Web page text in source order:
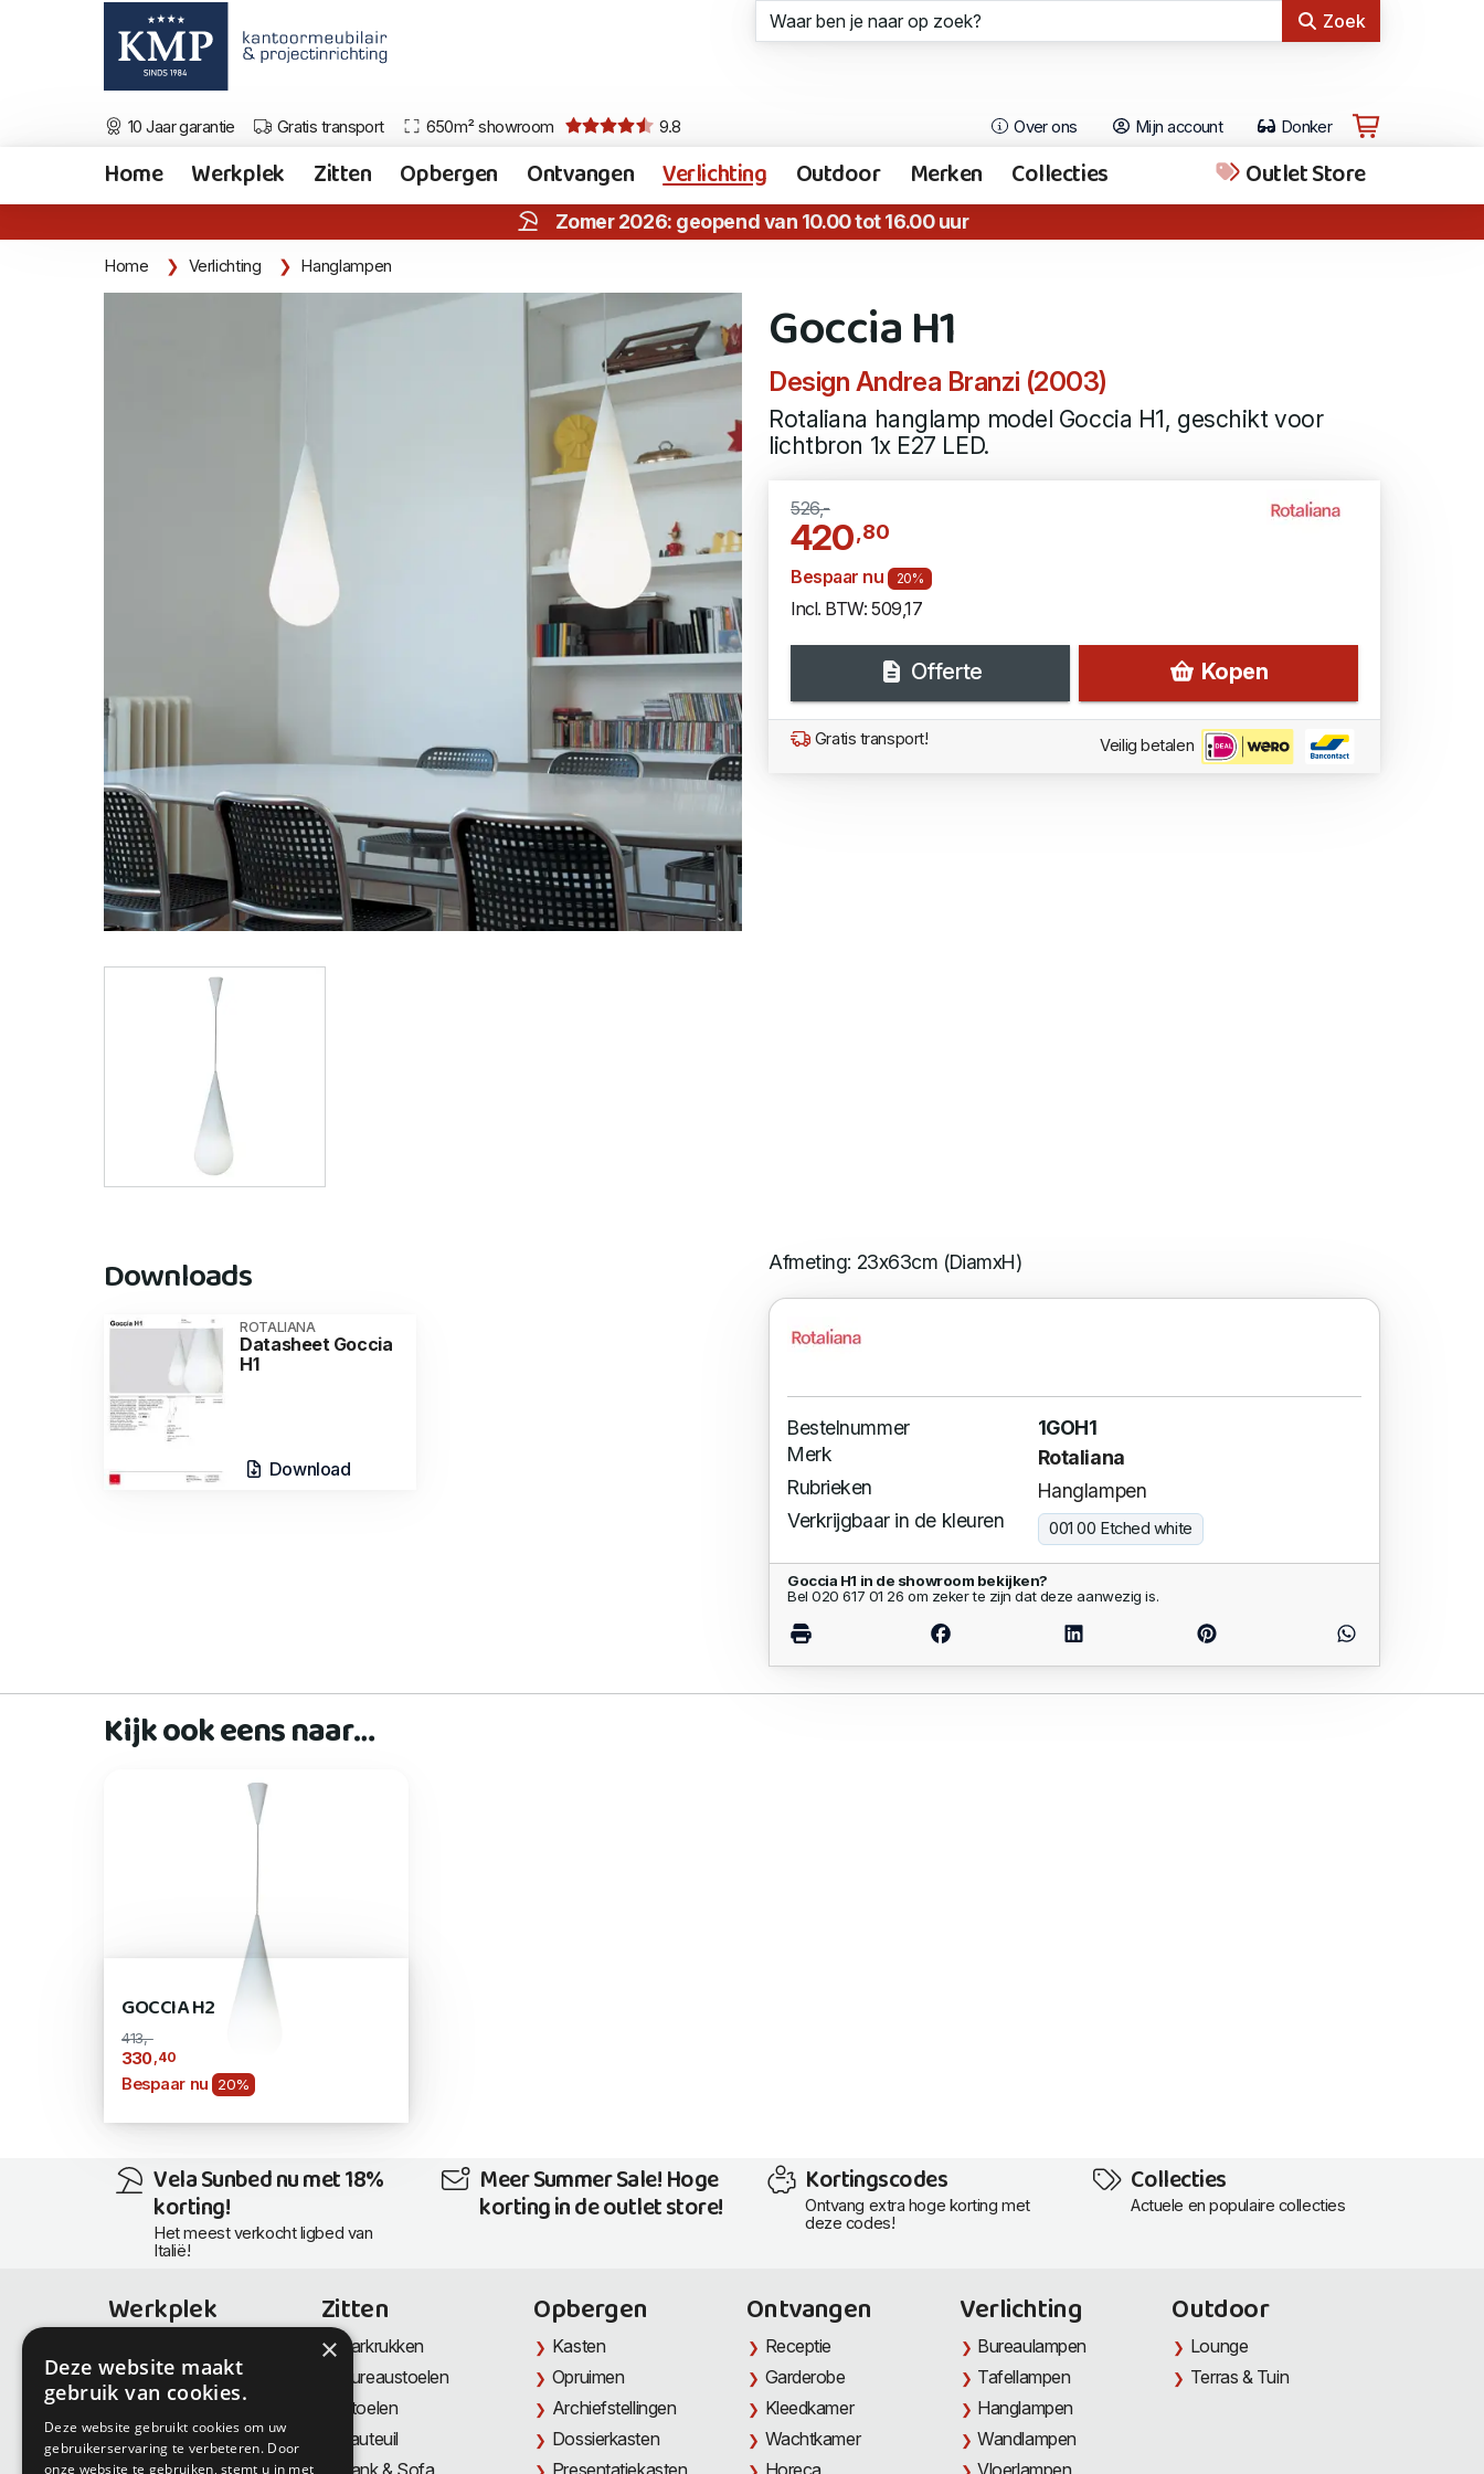
Zoek
10 Jaar garantie Gratis transport 650m² showroom 9.8 Over ons Mijn account Donker
Home Werkplek Zitten Opbergen Ontvangen Verlichting Outdoor Merken Collecties Outlet Store
Zomer 2026: geopend van 10.00 tot 16.00 uur
Home Verlichting Hanglampen
Goccia H1
Design Andrea Branzi (2003)
Rotaliana hanglamp model Goccia H1, geschikt voor
lichtbron 1x E27 LED.
526,-
420,80
Bespaar nu 20%
Incl. BTW: 509,17
Offerte Kopen
Gratis transport! Veilig betalen
Downloads
ROTALIANA
Datasheet Goccia
H1
Download
Afmeting: 23x63cm (DiamxH)
Bestelnummer
1GOH1
Merk
Rotaliana
Rubrieken
Hanglampen
Verkrijgbaar in de kleuren
001 00 Etched white
Goccia H1 in de showroom bekijken?
Bel 020 617 01 26 om zeker te zijn dat deze aanwezig is.
Kijk ook eens naar…
GOCCIA H2
413,-
330 ,40
Bespaar nu 20%
Vela Sunbed nu met 18%
korting!
Het meest verkocht ligbed van
Italië!
Meer Summer Sale! Hoge
korting in de outlet store!
Kortingscodes
Ontvang extra hoge korting met
deze codes!
Collecties
Actuele en populaire collecties
Werkplek
Thuiswerkplek
Directiemeubilair
Zitten
Barkrukken
Bureaustoelen
Stoelen
Fauteuil
Opbergen
Kasten
Opruimen
Archiefstellingen
Dossierkasten
Ontvangen
Receptie
Garderobe
Kleedkamer
Wachtkamer
Verlichting
Bureaulampen
Tafellampen
Hanglampen
Wandlampen
Outdoor
Lounge
Terras & Tuin
×
Deze website maakt
gebruik van cookies.
Deze website gebruikt cookies om uw
gebruikerservaring te verbeteren. Door
onze website te gebruiken, stemt u in met